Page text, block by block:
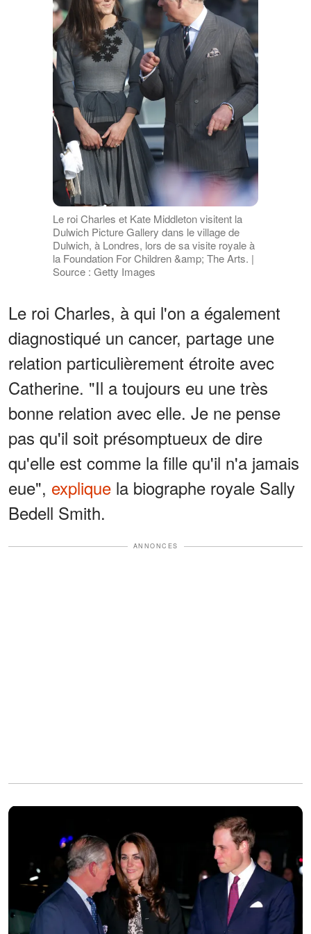
Le roi Charles et Kate Middleton visitent la
Dulwich Picture Gallery dans le village de
Dulwich, à Londres, lors de sa visite royale à
la Foundation For Children &amp; The Arts. |
Source : Getty Images
Le roi Charles, à qui l'on a également
diagnostiqué un cancer, partage une
relation particulièrement étroite avec
Catherine. "Il a toujours eu une très
bonne relation avec elle. Je ne pense
pas qu'il soit présomptueux de dire
qu'elle est comme la fille qu'il n'a jamais
eue", explique la biographe royale Sally
Bedell Smith.
ANNONCES